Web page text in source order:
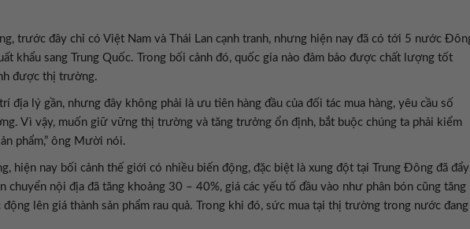
trước đây chỉ có Việt Nam và Thái Lan cạnh tranh, nhưng hiện nay đã có tới 5 nước
khẩu sang Trung Quốc. Trong bối cảnh đó, quốc gia nào đảm bảo được chất lượng tốt
được thị trường.
địa lý gần, nhưng đây không phải là ưu tiên hàng đầu của đối tác mua hàng, yêu cầu số
Vì vậy, muốn giữ vững thị trường và tăng trưởng ổn định, bắt buộc chúng ta phải kiểm
phẩm,” ông Mười nói.
hiện nay bối cảnh thế giới có nhiều biến động, đặc biệt là xung đột tại Trung Đông đã đẩy
chuyển nội địa đã tăng khoảng 30 – 40%, giá các yếu tố đầu vào như phân bón cũng tăng
lên giá thành sản phẩm rau quả. Trong khi đó, sức mua tại thị trường trong nước đang